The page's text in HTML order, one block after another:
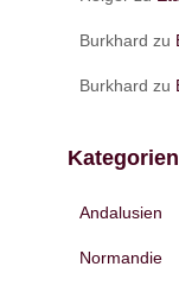
Burkhard zu
Burkhard zu
Kategorien
Andalusien
Normandie